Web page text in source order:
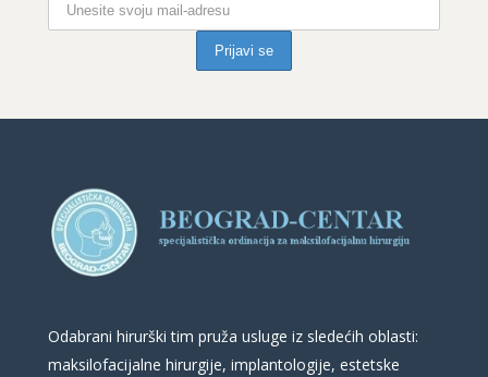
Odabrani hirurški tim pruža usluge iz sledećih oblasti:
maksilofacijalne hirurgije, implantologije, estetske